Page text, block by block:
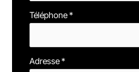
Téléphone*
Adresse*